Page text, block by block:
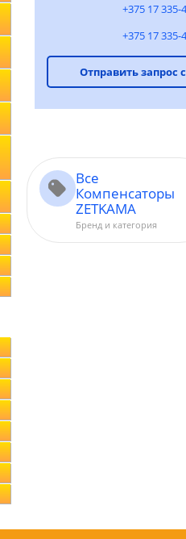
+375 17 335-
+375 17 335-
Отправить запрос
Все
Компенсаторы
ZETKAMA
Бренд и категория